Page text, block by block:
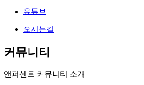
유튜브
오시는길
커뮤니티
앤퍼센트 커뮤니티 소개